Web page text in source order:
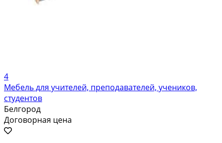
4
Мебель для учителей, преподавателей, учеников,
студентов
Белгород
Договорная цена